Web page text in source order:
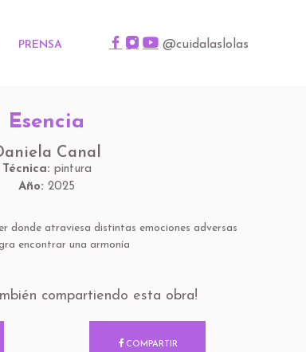
PRENSA @cuidalaslolas
Esencia
Canal
Técnica: pintura
Año: 2025
donde atraviesa distintas emociones adversas
encontrar una armonía
compartiendo esta obra!
COMPARTIR